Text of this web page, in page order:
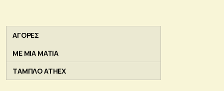
ΑΓΟΡΕΣ
ΜΕ ΜΙΑ ΜΑΤΙΑ
ΤΑΜΠΛΟ ATHEX